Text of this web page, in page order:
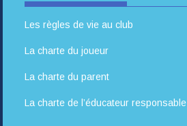
Les règles de vie au club
La charte du joueur
La charte du parent
La charte de l’éducateur responsable